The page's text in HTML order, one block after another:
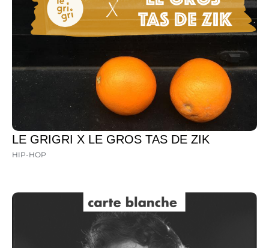
LE GRIGRI X LE GROS TAS DE ZIK
HIP-HOP